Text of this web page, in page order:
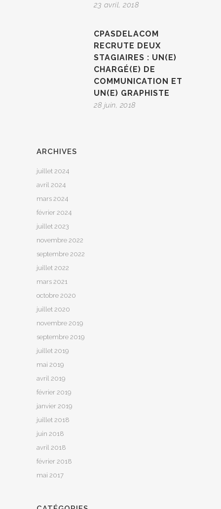
23 avril, 2018
CPASDELACOM
RECRUTE DEUX
STAGIAIRES : UN(E)
CHARGÉ(E) DE
COMMUNICATION ET
UN(E) GRAPHISTE
28 juin, 2018
ARCHIVES
juillet 2024
avril 2024
mars 2024
février 2024
juillet 2023
novembre 2022
septembre 2022
juillet 2022
mars 2021
octobre 2020
juillet 2020
novembre 2019
septembre 2019
juillet 2019
mai 2019
avril 2019
février 2019
janvier 2019
juillet 2018
juin 2018
avril 2018
février 2018
mai 2017